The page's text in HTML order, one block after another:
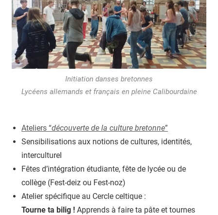
Initiation danses bretonnes
Lycéens allemands et français en pleine Calibourdaine
Ateliers “découverte de la culture bretonne”
Sensibilisations aux notions de cultures, identités,
interculturel
Fêtes d’intégration étudiante, fête de lycée ou de
collège (Fest-deiz ou Fest-noz)
Atelier spécifique au Cercle celtique :
Tourne ta bilig ! Apprends à faire ta pâte et tournes